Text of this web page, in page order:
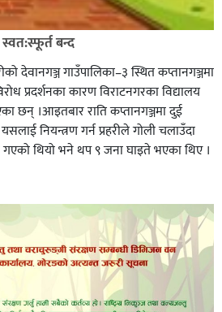
बन्द
देवानगञ्ज गाउँपालिका–३ स्थित कप्तानगञ्जमा
प्रदर्शनका कारण विराटनगरका विद्यालय
छन् ।आइतबार राति कप्तानगञ्जमा दुई
नियन्त्रण गर्न प्रहरीले गोली चलाउँदा
गएको थियो भने थप ९ जना घाइते भएका थिए ।